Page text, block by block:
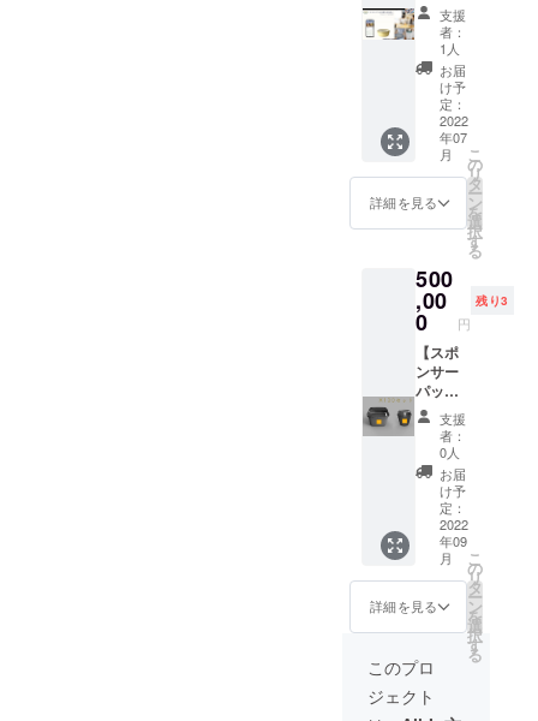
置き換
わり
750ml
分入れ
て送付
しま
す。
2023年
3月まで
の間で
毎月3枠
の候補
日時を
お送り
し、そ
の中か
良いタ
イミン
いて日
程調整
しま
す。 ※
平日12
時〜13
時の間
の1時間
を予定
してい
ます。
※他のゲ
ストも
同席す
る場合
がござ
す。 ※
一人分
Megloo
テイク
アウト
器 ２
つ（容
量約
300ml
、電子
レンジ/
食洗機
対応）
※仕様・
デザイ
ン等は
能性が
ありま
す。 ・
GELAT
ERIA
SANTi
のジェ
ラート
750ml
（2700
円相当
＋1300
円クー
ル宅急
便） ※
季節の
お任せ3
種セッ
す。ア
ギーの
、電子
レンジ/
食洗機
対応）
・カッ
プ容
器 10
個（容
量約
300ml
、電子
・店舗
導入サ
ポート
（導入
マニュ
アル＋
店頭
POPテ
ンプ
レート
＋A6サ
イズチ
ラシを
デジタ
ルデー
タでお
渡し）
※容器の
ン等は
多少の
変更が
講演
パッ
ク】
Megloo
の概要
説明
（きっ
かけ、
Megloo
とは、
ビジネ
スモデ
ル、顧
応等）
を行
い、質
疑応答
を行い
ます。
・オン
ライン
講演会
（相互
自己紹
介15分
Megloo
紹介15
分＋質
疑応答
30分）
・メイ
ン容
器 １
つ（二
段式、
支援
者：
1人
お届
け予
定：
2022
年07
月
詳細を見る
こ
の
リ
タ
ー
ン
を
選
択
す
る
500
,00
0 円
残り3
【スポ
ンサー
パッ
ク】 商
業施設
オー
ナー様
向け
パック
です。
・メイ
ン容器
+オリジ
ナルロ
ゴ印
字 100
個（二
段式、
容量約
支援
者：
0人
お届
け予
定：
2022
年09
月
詳細を見る
こ
の
リ
タ
ー
ン
を
選
択
す
る
このプロ
ジェクト